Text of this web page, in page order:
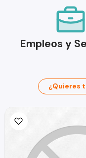
Empleos y
¿Quieres